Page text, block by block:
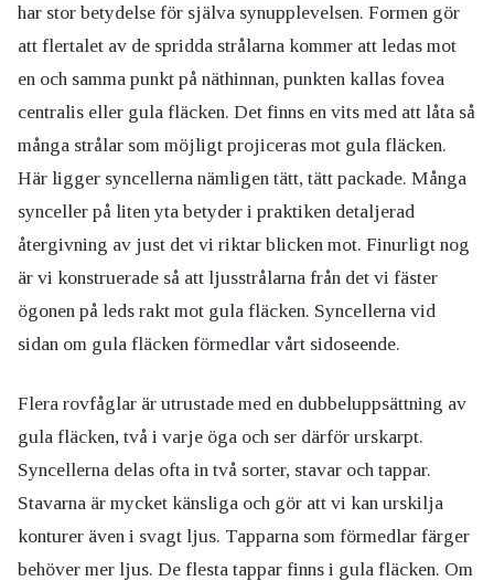
har stor betydelse för själva synupplevelsen. Formen gör
att flertalet av de spridda strålarna kommer att ledas mot
en och samma punkt på näthinnan, punkten kallas fovea
centralis eller gula fläcken. Det finns en vits med att låta så
många strålar som möjligt projiceras mot gula fläcken.
Här ligger syncellerna nämligen tätt, tätt packade. Många
synceller på liten yta betyder i praktiken detaljerad
återgivning av just det vi riktar blicken mot. Finurligt nog
är vi konstruerade så att ljusstrålarna från det vi fäster
ögonen på leds rakt mot gula fläcken. Syncellerna vid
sidan om gula fläcken förmedlar vårt sidoseende.
Flera rovfåglar är utrustade med en dubbeluppsättning av
gula fläcken, två i varje öga och ser därför urskarpt.
Syncellerna delas ofta in två sorter, stavar och tappar.
Stavarna är mycket känsliga och gör att vi kan urskilja
konturer även i svagt ljus. Tapparna som förmedlar färger
behöver mer ljus. De flesta tappar finns i gula fläcken. Om